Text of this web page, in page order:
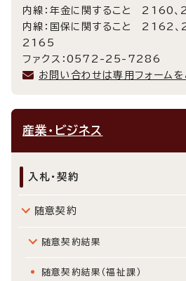
内線：年金に関すること 2160、
内線：国保に関すること 2162
2165
ファクス：0572-25-7286
お問い合わせは専用フォームを
産業・ビジネス
入札・契約
随意契約
随意契約結果
随意契約結果（福祉課）